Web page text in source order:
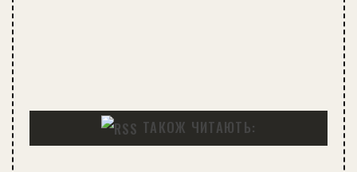
ТАКОЖ ЧИТАЮТЬ: